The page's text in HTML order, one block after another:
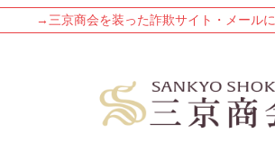
→三京商会を装った詐欺サイト・メール